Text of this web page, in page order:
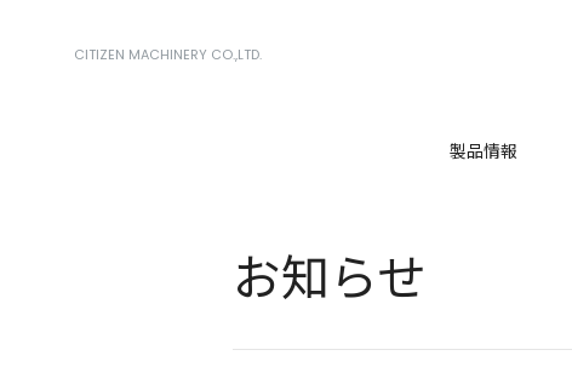
CITIZEN MACHINERY CO.,LTD.
製品情報
お知らせ